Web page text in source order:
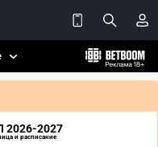
2026-2027
и расписание